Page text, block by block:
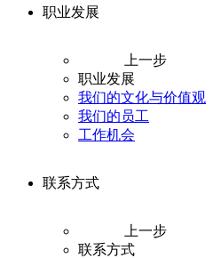
职业发展
上一步
职业发展
我们的文化与价值观
我们的员工
工作机会
联系方式
上一步
联系方式